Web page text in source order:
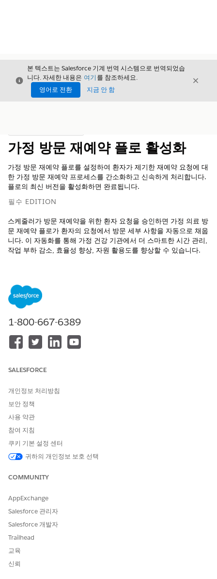
닫기
본 텍스트는 Salesforce 기계 번역 시스템으로 번역되었습
니다. 자세한 내용은 여기 를 참조하세요.
영어로 전환
지금 안 함
닫기
가정 방문 재예약 플로 활성화
가정 방문 재예약 플로를 설정하여 환자가 제기한 재예약 요청에 대
한 가정 방문 재예약 프로세스를 간소화하고 신속하게 처리합니다.
플로의 최신 버전을 활성화하면 완료됩니다.
필수 EDITION
스케줄러가 방문 재예약을 위한 환자 요청을 승인하면 가정 의료 방
문 재예약 플로가 환자의 요청에서 방문 세부 사항을 자동으로 채웁
니다. 이 자동화를 통해 가정 건강 기관에서 더 스마트한 시간 관리,
작업 부하 감소, 효율성 향상, 자원 활용도를 향상할 수 있습니다.
플로 활성화:
노트조직에서 이전 버전의 플로를 사용자 정의하고 활성화한 경
우에만 해당 단계를 완료하십시오. 그렇지 않으면 기본적으로 최
신 버전의 플로가 활성 상태이므로 최종적으로 별도의 작업이 필
요하지 않습니다.
설정에서 빠른 찾기 상자에
다.
플로의 요소 및 특성을 검토합니다. 플로를 추가로 사용자 정의
변경 사항을 저장하고 플로를 활성화합니다.
플로는 환자 요청에 대한 가정 방문 재예약을 준비합니다.
다음 사항도 참조:
Salesforce 도움말: 환자들을 위한 가정 건강 포털
Salesforce 도움말: 가정 방문 재예약 요청
1-800-667-6389
SALESFORCE
개인정보 처리방침
보안 정책
사용 약관
참여 지침
쿠키 기본 설정 센터
귀하의 개인정보 보호 선택
COMMUNITY
AppExchange
Salesforce 관리자
Salesforce 개발자
Trailhead
교육
신뢰